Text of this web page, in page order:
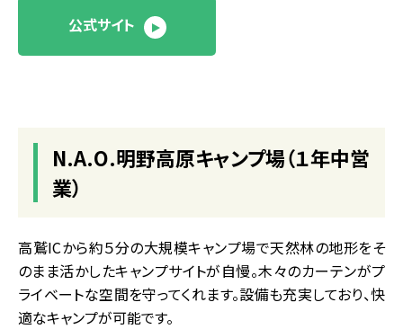
公式サイト
N.A.O.明野高原キャンプ場（１年中営
業）
高鷲ICから約５分の大規模キャンプ場で天然林の地形をそ
のまま活かしたキャンプサイトが自慢。木々のカーテンがプ
ライベートな空間を守ってくれます。設備も充実しており、快
適なキャンプが可能です。